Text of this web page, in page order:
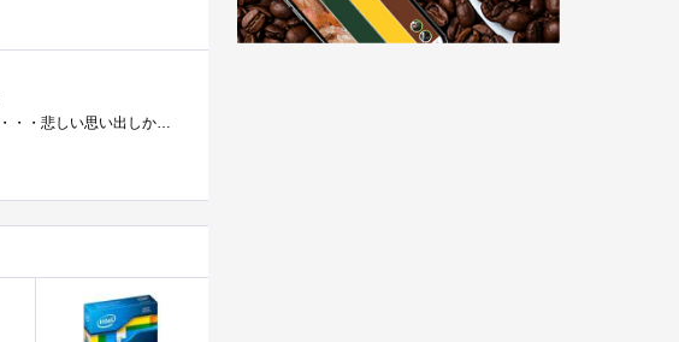
--更新履歴--2012/03/18再計測追記2012/07/16FW1.04再計測追記------------PLEXTORブランドのSSD・・・悲しい思い出しかありませんorzPLEXTORブランド第1弾のSSD購�...